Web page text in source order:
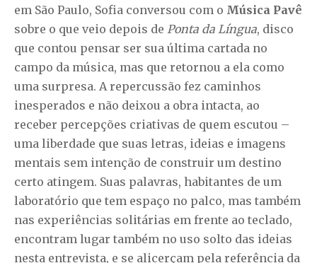
em São Paulo, Sofia conversou com o Música Pavê
sobre o que veio depois de Ponta da Língua, disco
que contou pensar ser sua última cartada no
campo da música, mas que retornou a ela como
uma surpresa. A repercussão fez caminhos
inesperados e não deixou a obra intacta, ao
receber percepções criativas de quem escutou –
uma liberdade que suas letras, ideias e imagens
mentais sem intenção de construir um destino
certo atingem. Suas palavras, habitantes de um
laboratório que tem espaço no palco, mas também
nas experiências solitárias em frente ao teclado,
encontram lugar também no uso solto das ideias
nesta entrevista, e se alicerçam pela referência da